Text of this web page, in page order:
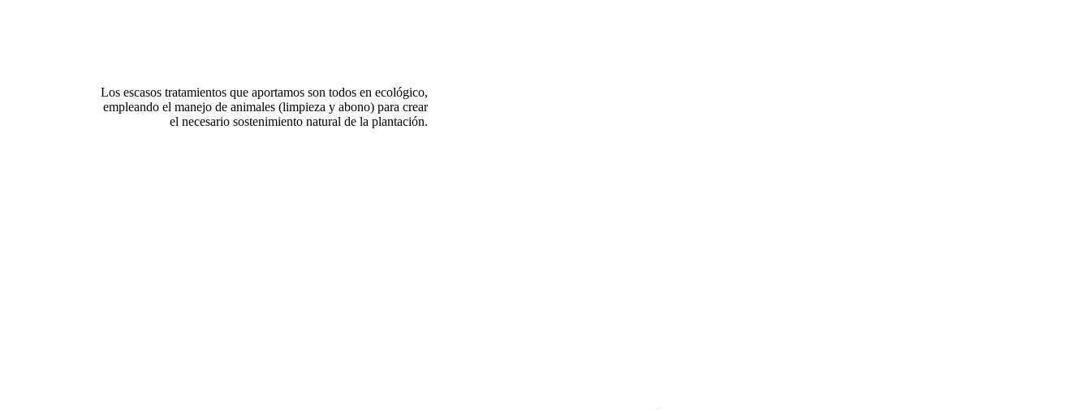
Los escasos tratamientos que aportamos son todos en ecológico,
empleando el manejo de animales (limpieza y abono) para crear
el necesario sostenimiento natural de la plantación.